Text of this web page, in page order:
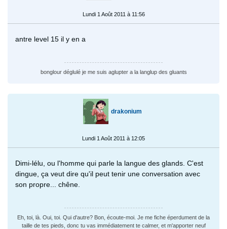
Lundi 1 Août 2011 à 11:56
antre level 15 il y en a
bonglour déglulé je me suis aglupter a la langlup des gluants
drakonium
Lundi 1 Août 2011 à 12:05
Dimi-lélu, ou l'homme qui parle la langue des glands. C'est
dingue, ça veut dire qu'il peut tenir une conversation avec
son propre... chêne.
Eh, toi, là. Oui, toi. Qui d'autre? Bon, écoute-moi. Je me fiche éperdument de la
taille de tes pieds, donc tu vas immédiatement te calmer, et m'apporter neuf